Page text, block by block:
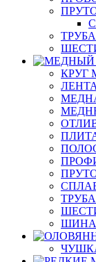
КРУГ